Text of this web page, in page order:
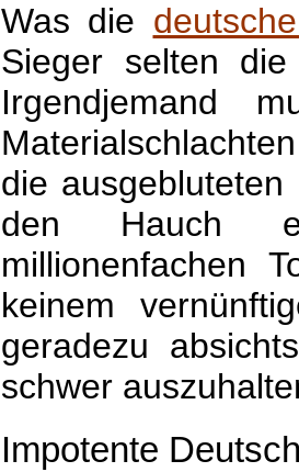
Was die
Sieger selten
Irgendjemand
die
den Hauch
millionenfachen
keinem
geradezu
schwer
Impotente